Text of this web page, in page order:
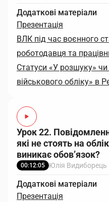
Додаткові матеріали
Презентація
ВЛК під час воєнного
роботодавця та
Статуси «У розшуку»
військового обліку» в
Урок 22.
які не стоять на
виникає обов’язок?
00:12:05 Юлія Видиборець
Додаткові матеріали
Презентація